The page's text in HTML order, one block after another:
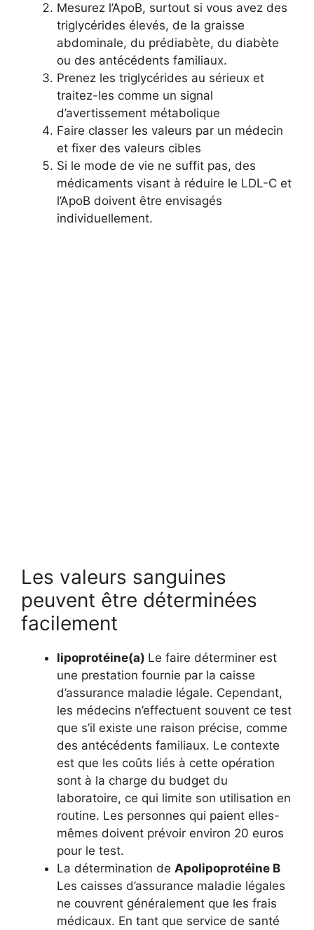
Mesurez l’ApoB, surtout si vous avez des
triglycérides élevés, de la graisse
abdominale, du prédiabète, du diabète
ou des antécédents familiaux.
Prenez les triglycérides au sérieux et
traitez-les comme un signal
d’avertissement métabolique
Faire classer les valeurs par un médecin
et fixer des valeurs cibles
Si le mode de vie ne suffit pas, des
médicaments visant à réduire le LDL-C et
l’ApoB doivent être envisagés
individuellement.
Les valeurs sanguines
peuvent être déterminées
facilement
lipoprotéine(a) Le faire déterminer est
une prestation fournie par la caisse
d’assurance maladie légale. Cependant,
les médecins n’effectuent souvent ce test
que s’il existe une raison précise, comme
des antécédents familiaux. Le contexte
est que les coûts liés à cette opération
sont à la charge du budget du
laboratoire, ce qui limite son utilisation en
routine. Les personnes qui paient elles-
mêmes doivent prévoir environ 20 euros
pour le test.
La détermination de Apolipoprotéine B
Les caisses d’assurance maladie légales
ne couvrent généralement que les frais
médicaux. En tant que service de santé